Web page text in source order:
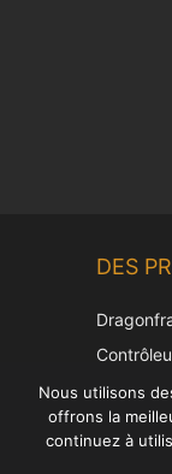
DES
DDMX-
DMC-32
Nous utilisons
offrons la
continuez à